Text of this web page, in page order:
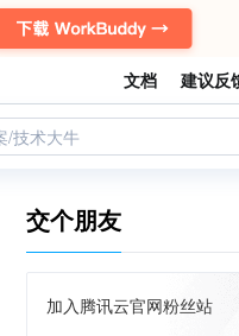
文档 建议反
/技术大牛
交个朋友
加入腾讯云官网粉丝站